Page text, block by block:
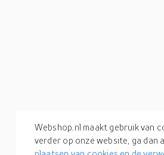
Webshop.nl maakt gebruik van
verder op onze website, ga dan